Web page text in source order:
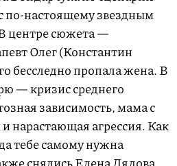
по-настоящему звездным
центре сюжета —
Олег (Константин
бесследно пропала жена. В
— кризис среднего
зависимость, мама с
нарастающая агрессия. Как
тебе самому нужна